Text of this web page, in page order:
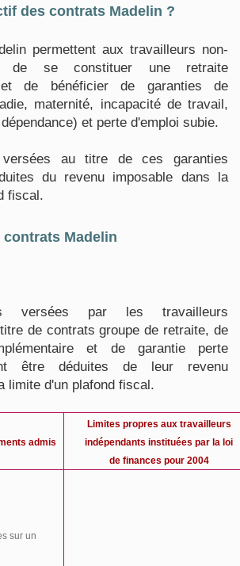
des contrats Madelin ?
permettent aux travailleurs non-
de se constituer une retraite
et de bénéficier de garanties de
maternité, incapacité de travail,
et perte d'emploi subie.
versées au titre de ces garanties
du revenu imposable dans la
fiscal.
Madelin
versées par les travailleurs
de contrats groupe de retraite, de
et de garantie perte
être déduites de leur revenu
limite d'un plafond fiscal.
admis
Limites propres aux travailleurs
indépendants instituées par la loi
de finances pour 2004
sur un